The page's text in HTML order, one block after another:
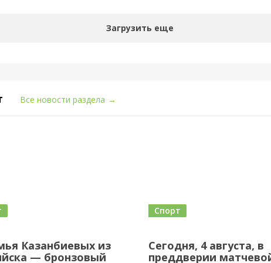
Загрузить еще
Все новости раздела →
Казанбиевых из
— бронзовый
Сегодня, 4 августа, в
преддверии
Спорт